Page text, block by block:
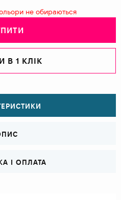
не обираються
В 1 КЛІК
І ОПЛАТА